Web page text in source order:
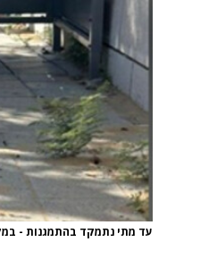
עד מתי נתמקד בהתמגנות -